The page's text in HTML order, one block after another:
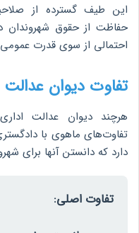
این طیف گسترده از
حفاظت از حقوق شهروندان
احتمالی از سوی قدرت
تفاوت دیوان
هرچند دیوان عدالت
تفاوت‌های ماهوی با
دارد که دانستن آنها برای
تفاوت اصلی: